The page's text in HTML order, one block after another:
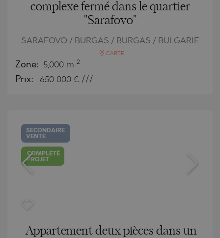
complexe fermé dans le quartier
"Sarafovo"
SARAFOVO / BURGAS / BURGAS / BULGARIE
CARTE
Zone: 5,000 m 2
Prix: 650 000 € ///
SECONDAIRE
VENTE
COMPLÉTÉ
PROJET
Appartement deux pièces dans un